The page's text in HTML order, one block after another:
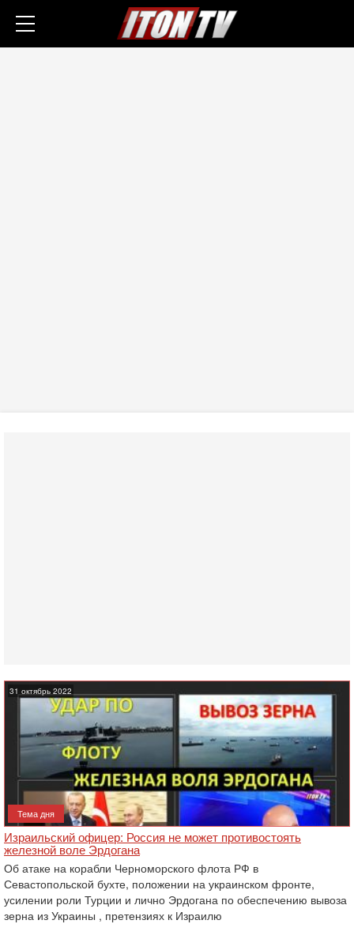
31 октябрь 2022
Тема дня
Израильский офицер: Россия не может противостоять
железной воле Эрдогана
Об атаке на корабли Черноморского флота РФ в
Севастопольской бухте, положении на украинском фронте,
усилении роли Турции и лично Эрдогана по обеспечению вывоза
зерна из Украины , претензиях к Израилю